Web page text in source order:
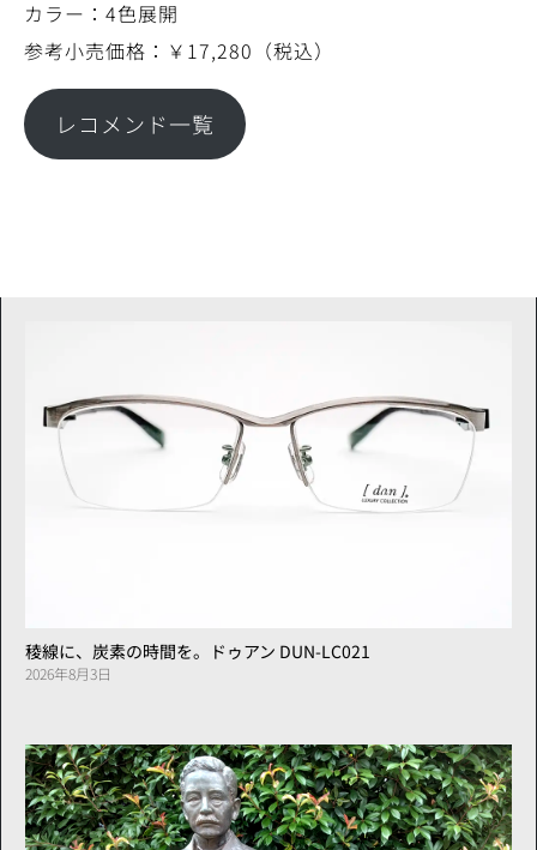
カラー：4色展開
参考小売価格：￥17,280（税込）
レコメンド一覧
稜線に、炭素の時間を。ドゥアン DUN-LC021
2026年8月3日